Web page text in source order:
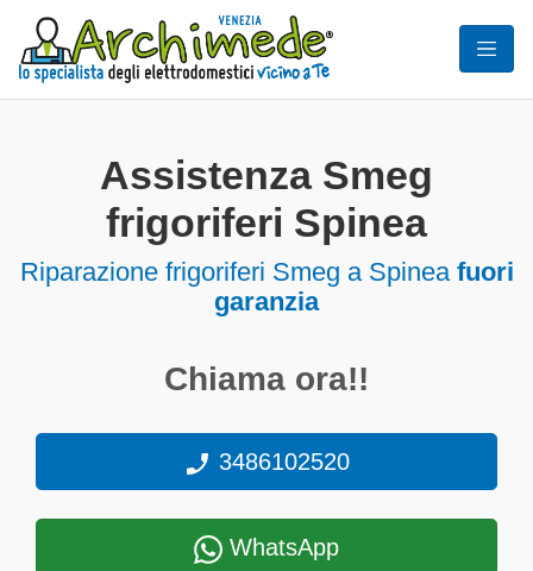
Assistenza Smeg
frigoriferi Spinea
Riparazione frigoriferi Smeg a Spinea fuori
garanzia
Chiama ora!!
3486102520
WhatsApp